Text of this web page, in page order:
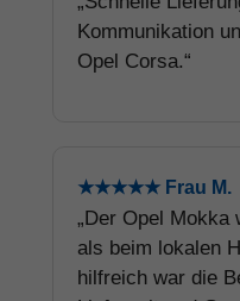
Neuwagen
Gibt es Opel
Elektroauto?